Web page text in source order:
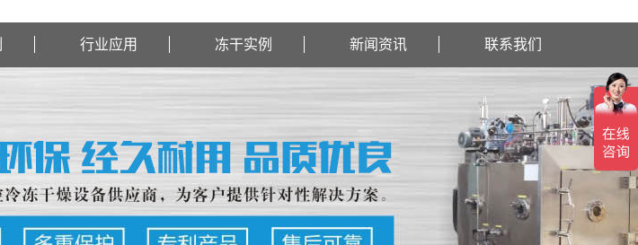
行业应用 冻干实例 新闻资讯 联系我们